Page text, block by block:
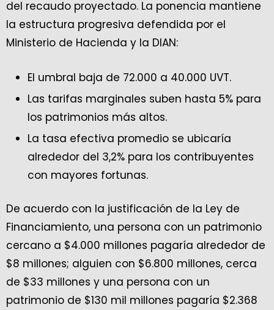
del recaudo proyectado. La ponencia mantiene
la estructura progresiva defendida por el
Ministerio de Hacienda y la DIAN:
El umbral baja de 72.000 a 40.000 UVT.
Las tarifas marginales suben hasta 5% para
los patrimonios más altos.
La tasa efectiva promedio se ubicaría
alrededor del 3,2% para los contribuyentes
con mayores fortunas.
De acuerdo con la justificación de la Ley de
Financiamiento, una persona con un patrimonio
cercano a $4.000 millones pagaría alrededor de
$8 millones; alguien con $6.800 millones, cerca
de $33 millones y una persona con un
patrimonio de $130 mil millones pagaría $2.368